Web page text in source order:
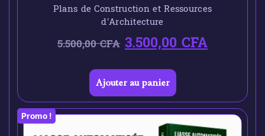
Plans de Construction et Ressources
d’Architecture
5.500,00CFA 3.500,00CFA
Ajouter au panier
Promo !